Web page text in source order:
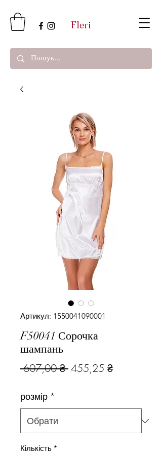
Артикул: 1550041090001
F50041 Сорочка
шампань
607,00 ₴ Звичайна
455,25 ₴За
розмір *
Кількість *